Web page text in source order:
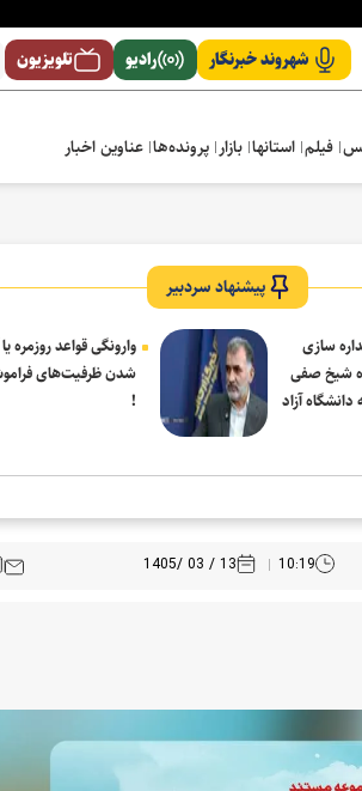
شهروند خبرنگار رادیو تلویزیون
فیلم استانها بازار پرونده‌ها عناوین اخبار
پیشنهاد سردبیر
سازی
شیخ صفی
دانشگاه آزاد
وارونگی قواعد روزمره
شدن ظرفیت‌های
!
10:19
13 / 03 /1405